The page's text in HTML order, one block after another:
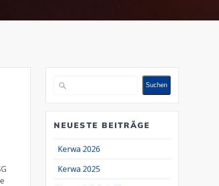
Suchen Suchen
NEUESTE BEITRÄGE
Kerwa 2026
Kerwa 2025